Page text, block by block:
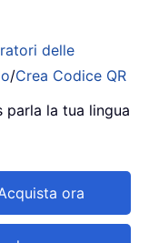
delle
/Crea Codice QR
parla la tua lingua
ora